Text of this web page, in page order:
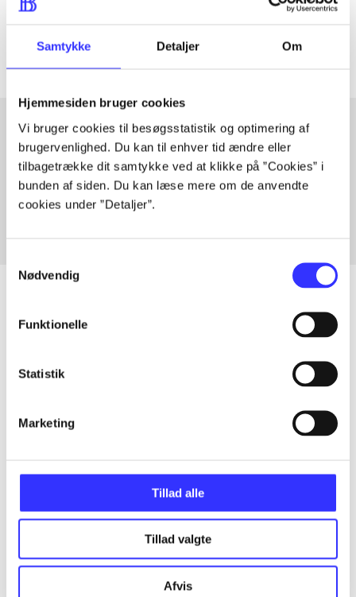
Samtykke Detaljer Om
Hjemmesiden bruger cookies
Vi bruger cookies til besøgsstatistik og optimering af
brugervenlighed. Du kan til enhver tid ændre eller
tilbagetrække dit samtykke ved at klikke på ”Cookies” i
bunden af siden. Du kan læse mere om de anvendte
cookies under ”Detaljer”.
Nødvendig
Funktionelle
Statistik
Marketing
Tillad alle
Tillad valgte
Afvis
Artikler med samme emner
Fra
...
...